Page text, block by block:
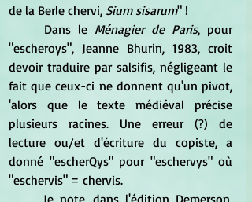
de la Berle chervi, Sium sisarum" !
	Dans le
Ménagier de Paris, pour
"escheroys", Jeanne Bhurin, 1983, croit
devoir traduire par salsifis, négligeant le
fait que ceux-ci ne donnent qu'un pivot,
'alors que le texte médiéval précise
plusieurs racines. Une erreur (?) de
lecture ou/et d'écriture du copiste, a
donné "escherQys" pour "eschervys" où
"eschervis" = chervis.